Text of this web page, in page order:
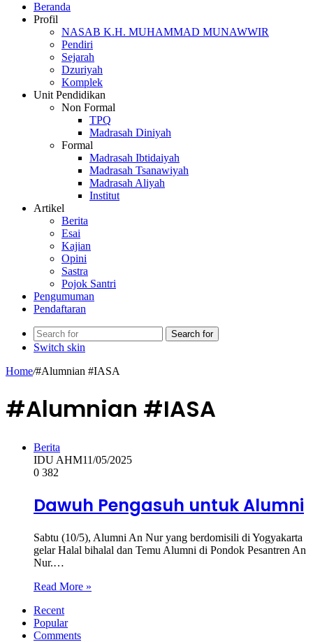
Beranda
Profil
NASAB K.H. MUHAMMAD MUNAWWIR
Pendiri
Sejarah
Dzuriyah
Komplek
Unit Pendidikan
Non Formal
TPQ
Madrasah Diniyah
Formal
Madrasah Ibtidaiyah
Madrasah Tsanawiyah
Madrasah Aliyah
Institut
Artikel
Berita
Esai
Kajian
Opini
Sastra
Pojok Santri
Pengumuman
Pendaftaran
Search for
Switch skin
Home/#Alumnian #IASA
#Alumnian #IASA
Berita
IDU AHM11/05/2025
0 382
Dawuh Pengasuh untuk Alumni
Sabtu (10/5), Alumni An Nur yang berdomisili di Yogyakarta
gelar Halal bihalal dan Temu Alumni di Pondok Pesantren An
Nur.…
Read More »
Recent
Popular
Comments